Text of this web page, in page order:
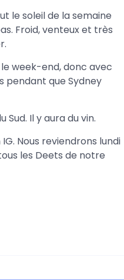
le soleil de la semaine
Froid, venteux et très
week-end, donc avec
pendant que Sydney
Il y aura du vin.
Nous reviendrons lundi
les Deets de notre